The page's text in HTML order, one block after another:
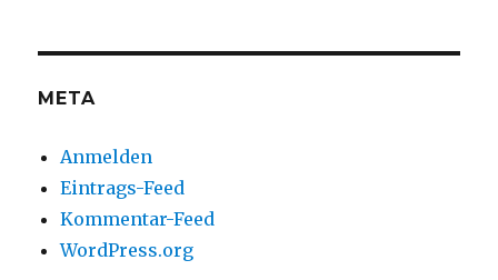
META
Anmelden
Eintrags-Feed
Kommentar-Feed
WordPress.org